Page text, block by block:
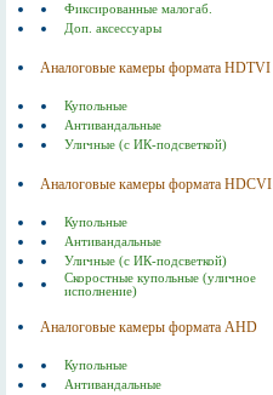
Фиксированные малогаб.
Доп. аксессуары
Аналоговые камеры формата HDTVI
Купольные
Антивандальные
Уличные (с ИК-подсветкой)
Аналоговые камеры формата HDСVI
Купольные
Антивандальные
Уличные (с ИК-подсветкой)
Скоростные купольные (уличное
исполнение)
Аналоговые камеры формата AHD
Купольные
Антивандальные